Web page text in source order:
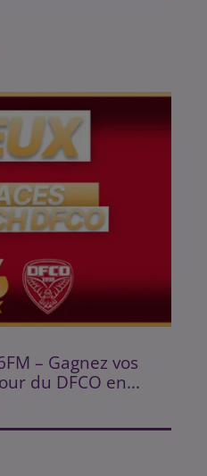
– Gagnez vos
du DFCO en...